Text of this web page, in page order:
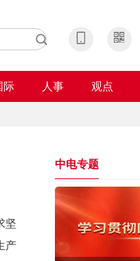
际 人事 观点
坚
产
中电专题